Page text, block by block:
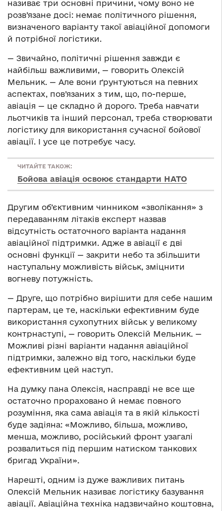
називає три основні причини, чому воно не
розв’язане досі: немає політичного рішення,
визначеного варіанту такої авіаційної допомоги
й потрібної логістики.
— Звичайно, політичні рішення завжди є
найбільш важливими, — говорить Олексій
Мельник. — Але вони ґрунтуються на певних
аспектах, пов’язаних з тим, що, по-перше,
авіація — це складно й дорого. Треба навчати
льотчиків та інший персонал, треба створювати
логістику для використання сучасної бойової
авіації. І усе це потребує часу.
ЧИТАЙТЕ ТАКОЖ:
Бойова авіація освоює стандарти НАТО
Другим об’єктивним чинником «зволікання» з
передаванням літаків експерт назвав
відсутність остаточного варіанта надання
авіаційної підтримки. Адже в авіації є дві
основні функції — закрити небо та збільшити
наступальну можливість військ, зміцнити
вогневу потужність.
— Друге, що потрібно вирішити для себе нашим
партерам, це те, наскільки ефективним буде
використання сухопутних військ у великому
контрнаступі, — говорить Олексій Мельник. —
Можливі різні варіанти надання авіаційної
підтримки, залежно від того, наскільки буде
ефективним цей наступ.
На думку пана Олексія, насправді не все ще
остаточно прораховано й немає повного
розуміння, яка сама авіація та в якій кількості
буде задіяна: «Можливо, більша, можливо,
менша, можливо, російський фронт узагалі
розвалиться під першим натиском танкових
бригад України».
Нарешті, одним із дуже важливих питань
Олексій Мельник називає логістику базування
авіації. Авіаційна техніка надзвичайно коштовна,